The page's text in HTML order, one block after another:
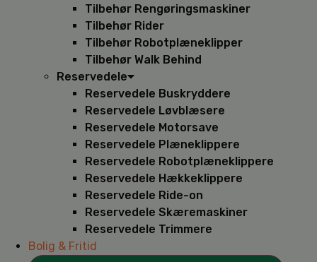
Tilbehør Rengøringsmaskiner
Tilbehør Rider
Tilbehør Robotplæneklipper
Tilbehør Walk Behind
Reservedele
Reservedele Buskryddere
Reservedele Løvblæsere
Reservedele Motorsave
Reservedele Plæneklippere
Reservedele Robotplæneklippere
Reservedele Hækkeklippere
Reservedele Ride-on
Reservedele Skæremaskiner
Reservedele Trimmere
Bolig & Fritid